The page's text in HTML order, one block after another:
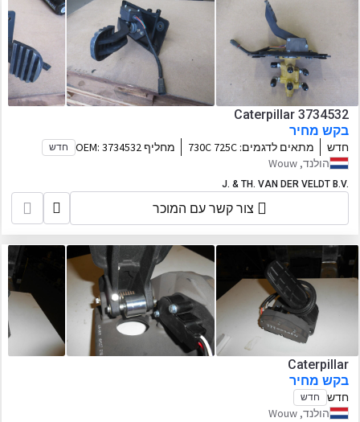
Caterpillar 3734532
בקש מחיר
חדש מתאים לדגמים: 730C 725C מחליף OEM: 3734532 חדש
הולנד, Wouw
J. & TH. VAN DER VELDT B.V.
צור קשר עם המוכר
Caterpillar
בקש מחיר
חדש חדש
הולנד, Wouw